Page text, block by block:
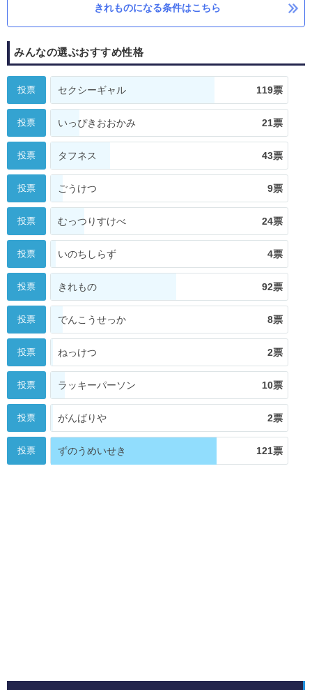
きれものになる条件はこちら
みんなの選ぶおすすめ性格
投票 セクシーギャル 119票
投票 いっぴきおおかみ 21票
投票 タフネス 43票
投票 ごうけつ 9票
投票 むっつりすけべ 24票
投票 いのちしらず 4票
投票 きれもの 92票
投票 でんこうせっか 8票
投票 ねっけつ 2票
投票 ラッキーパーソン 10票
投票 がんばりや 2票
投票 ずのうめいせき 121票